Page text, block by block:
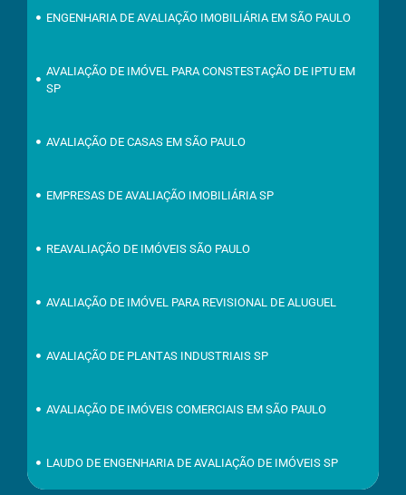
ENGENHARIA DE AVALIAÇÃO IMOBILIÁRIA EM SÃO PAULO
AVALIAÇÃO DE IMÓVEL PARA CONSTESTAÇÃO DE IPTU EM
SP
AVALIAÇÃO DE CASAS EM SÃO PAULO
EMPRESAS DE AVALIAÇÃO IMOBILIÁRIA SP
REAVALIAÇÃO DE IMÓVEIS SÃO PAULO
AVALIAÇÃO DE IMÓVEL PARA REVISIONAL DE ALUGUEL
AVALIAÇÃO DE PLANTAS INDUSTRIAIS SP
AVALIAÇÃO DE IMÓVEIS COMERCIAIS EM SÃO PAULO
LAUDO DE ENGENHARIA DE AVALIAÇÃO DE IMÓVEIS SP